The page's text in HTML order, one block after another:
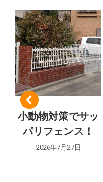
ナ
ビ
ゲ
ー
シ
ョ
小動物対策でサッ
パリフェンス！
2026年7月27日